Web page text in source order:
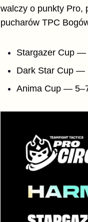
walczy o punkty Pro,
pucharów TPC
Stargazer Cup —
Dark Star Cup —
Anima Cup —